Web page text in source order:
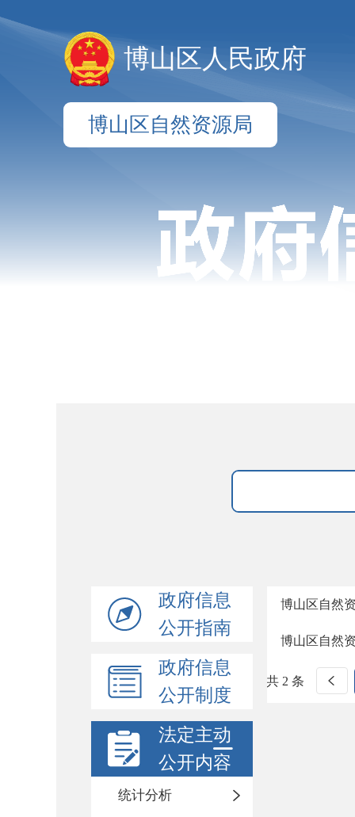
博山区人民政府
博山区自然资源局
政府信息
公开指南
政府信息
公开制度
法定主动
公开内容
统计分析
博山区自然
博山区自然
共 2 条